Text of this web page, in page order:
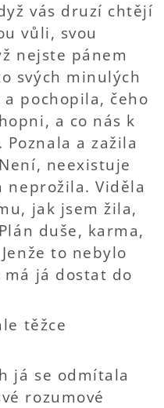
vás druzí chtějí
vůli, svou
nejste pánem
svých minulých
pochopila, čeho
a co nás k
a zažila
neexistuje
neprožila. Viděla
jak jsem žila,
duše, karma,
to nebylo
já dostat do
těžce
já se odmítala
rozumové